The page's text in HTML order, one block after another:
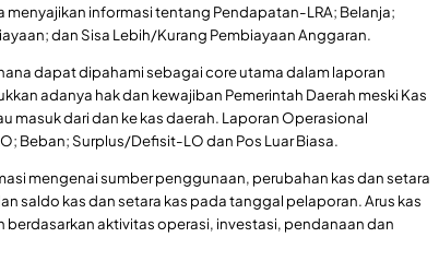
menyajikan informasi tentang Pendapatan-LRA; Belanja;
dan Sisa Lebih/Kurang Pembiayaan Anggaran.
dapat dipahami sebagai core utama dalam laporan
adanya hak dan kewajiban Pemerintah Daerah meski Kas
masuk dari dan ke kas daerah. Laporan Operasional
Beban; Surplus/Defisit-LO dan Pos Luar Biasa.
mengenai sumber penggunaan, perubahan kas dan setara
saldo kas dan setara kas pada tanggal pelaporan. Arus kas
berdasarkan aktivitas operasi, investasi, pendanaan dan